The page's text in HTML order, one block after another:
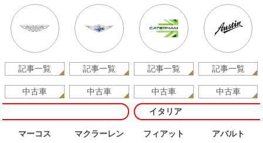
記事一覧
中古車
記事一覧
中古車
記事一覧
中古車
記事一覧
中古車
マーコス マクラーレン
イタリア
フィアット アバルト